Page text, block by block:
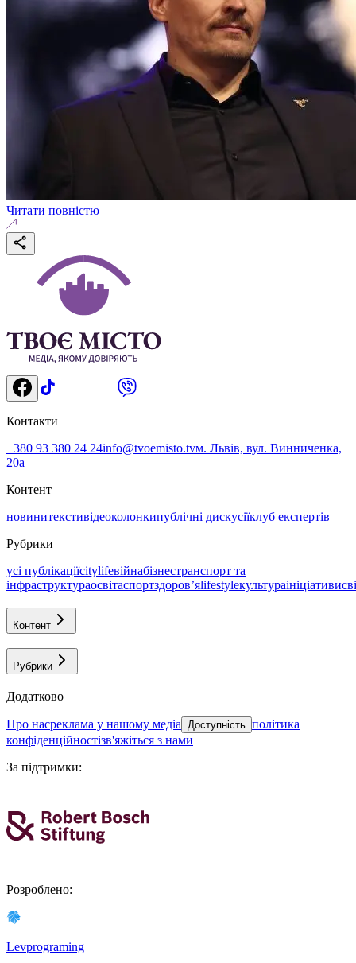
Читати повністю
Контакти
+380 93 380 24 24info@tvoemisto.tvм. Львів, вул. Винниченка,
20а
Контент
новинитекстивідеоколонкипублічні дискусіїклуб експертів
Рубрики
усі публікаціїcitylifeвійнабізнестранспорт та
інфраструктураосвітаспортздоровʼяlifestyleкультураініціативи
Контент
Рубрики
Додатково
про насреклама у нашому медіа Доступність політика
конфіденційностізв'яжіться з нами
За підтримки:
Розроблено:
Levprograming